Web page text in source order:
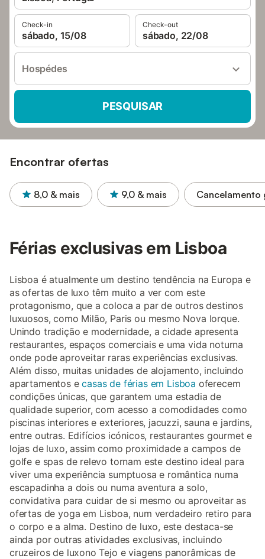
Check-in
sábado, 15/08
Check-out
sábado, 22/08
Hospédes
PESQUISAR
Encontrar ofertas
8,0 & mais 9,0 & mais Cancelamento
Férias exclusivas em Lisboa
Lisboa é atualmente um destino tendência na Europa e
as ofertas de luxo têm muito a ver com este
protagonismo, que a coloca a par de outros destinos
luxuosos, como Milão, Paris ou mesmo Nova Iorque.
Unindo tradição e modernidade, a cidade apresenta
restaurantes, espaços comerciais e uma vida noturna
onde pode aproveitar raras experiências exclusivas.
Além disso, muitas unidades de alojamento, incluindo
apartamentos ecasas de férias em Lisboa oferecem
condições únicas, que garantem uma estadia de
qualidade superior, com acesso a comodidades como
piscinas interiores e exteriores, jacuzzi, sauna e jardins,
entre outras. Edifícios icónicos, restaurantes gourmet e
lojas de luxo, assim como proximidade a campos de
golfe e spas de relevo tornam este destino ideal para
viver uma experiência sumptuosa e romântica numa
escapadinha a dois ou numa aventura a solo,
convidativa para cuidar de si mesmo ou aproveitar as
ofertas de yoga em Lisboa, num verdadeiro retiro para
o corpo e a alma. Destino de luxo, este destaca-se
ainda por outras atividades exclusivas, incluindo
cruzeiros de luxono Tejo e viagens panorâmicas de